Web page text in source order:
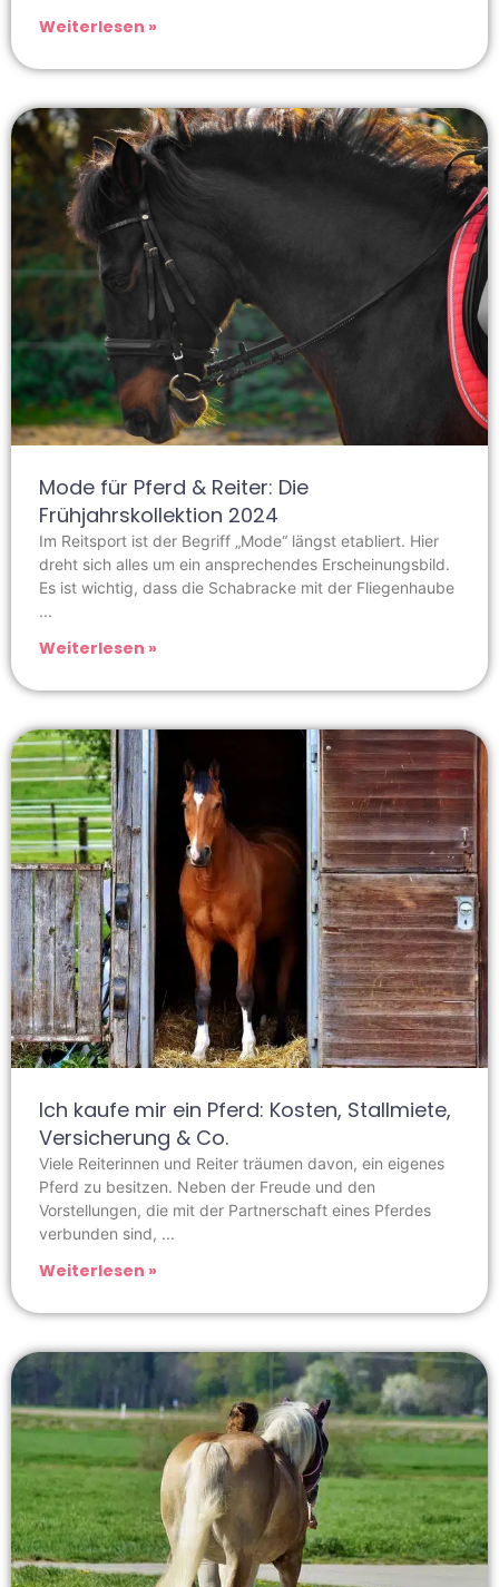
Weiterlesen »
Mode für Pferd & Reiter: Die
Frühjahrskollektion 2024
Im Reitsport ist der Begriff „Mode“ längst etabliert. Hier
dreht sich alles um ein ansprechendes Erscheinungsbild.
Es ist wichtig, dass die Schabracke mit der Fliegenhaube
Weiterlesen »
Ich kaufe mir ein Pferd: Kosten, Stallmiete,
Versicherung & Co.
Viele Reiterinnen und Reiter träumen davon, ein eigenes
Pferd zu besitzen. Neben der Freude und den
Vorstellungen, die mit der Partnerschaft eines Pferdes
verbunden sind,
Weiterlesen »